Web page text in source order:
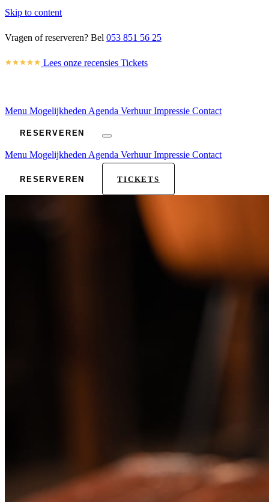
Skip to content
Vragen of reserveren? Bel 053 851 56 25
Lees onze recensies Tickets
Menu Mogelijkheden Agenda VerhuurImpressie Contact
RESERVEREN
Menu Mogelijkheden Agenda VerhuurImpressie Contact
RESERVEREN TICKETS